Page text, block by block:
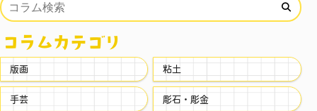
コラムカテゴリ
版画 粘土
手芸 彫石・彫金